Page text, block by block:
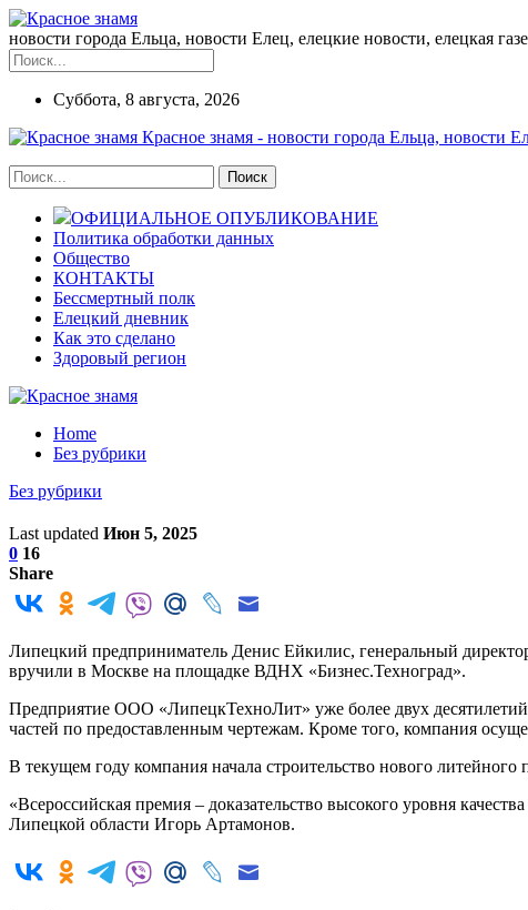
новости города Ельца, новости Елец, елецкие новости, елецкая
Суббота, 8 августа, 2026
Красное знамя - новости города Ельца, новости
ОФИЦИАЛЬНОЕ ОПУБЛИКОВАНИЕ
Политика обработки данных
Общество
КОНТАКТЫ
Бессмертный полк
Елецкий дневник
Как это сделано
Здоровый регион
Home
Без рубрики
Без рубрики
Last updated Июн 5, 2025
0 16
Share
Липецкий предприниматель Денис Ейкилис, генеральный
вручили в Москве на площадке ВДНХ «Бизнес.Техноград».
Предприятие ООО «ЛипецкТехноЛит» уже более двух десятилетий
частей по предоставленным чертежам. Кроме того, компания
В текущем году компания начала строительство нового литейного
«Всероссийская премия – доказательство высокого уровня
Липецкой области Игорь Артамонов.